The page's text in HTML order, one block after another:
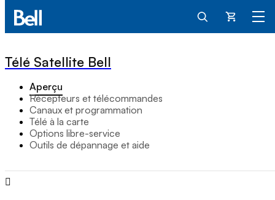
Panier
Télé Satellite Bell
Aperçu
Récepteurs et télécommandes
Canaux et programmation
Télé à la carte
Options libre-service
Outils de dépannage et aide